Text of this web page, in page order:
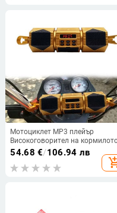
Мотоциклет MP3 плейър
Високоговорител на
Bluetooth музика FM радио
Водоустойчива регулируема
скоба Аудио за велосипед
54.68 €/106.94 лв